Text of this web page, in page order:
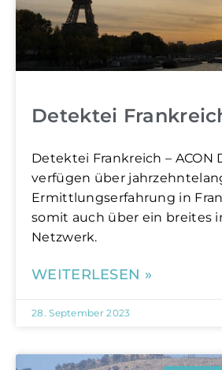
Detektei
Detektei Frankreich – ACON
verfügen über
Ermittlungserfahrung in
somit auch über ein breites
Netzwerk.
WEITERLESEN »
28. September 2023